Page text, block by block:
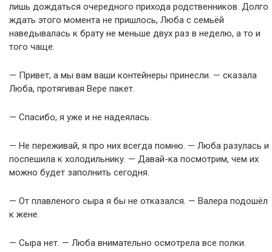
лишь дождаться очередного прихода родственников. Долго
ждать этого момента не пришлось, Люба с семьёй
наведывалась к брату не меньше двух раз в неделю, а то и
того чаще.
— Привет, а мы вам ваши контейнеры принесли. — сказала
Люба, протягивая Вере пакет.
— Спасибо, я уже и не надеялась.
— Не переживай, я про них всегда помню. — Люба разулась и
поспешила к холодильнику. — Давай-ка посмотрим, чем их
можно будет заполнить сегодня.
— От плавленого сыра я бы не отказался. — Валера подошёл
к жене.
— Сыра нет. — Люба внимательно осмотрела все полки.